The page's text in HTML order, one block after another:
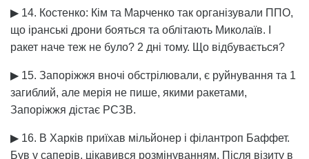
▶ 14. Костенко: Кім та Марченко так організували ППО,
що іранські дрони бояться та облітають Миколаїв. І
ракет наче теж не було? 2 дні тому. Що відбувається?
▶ 15. Запоріжжя вночі обстрілювали, є руйнування та 1
загиблий, але мерія не пише, якими ракетами,
Запоріжжя дістає РСЗВ.
▶ 16. В Харків приїхав мільйонер і філантроп Баффет.
Був у саперів, цікавився розмінуванням. Після візиту в